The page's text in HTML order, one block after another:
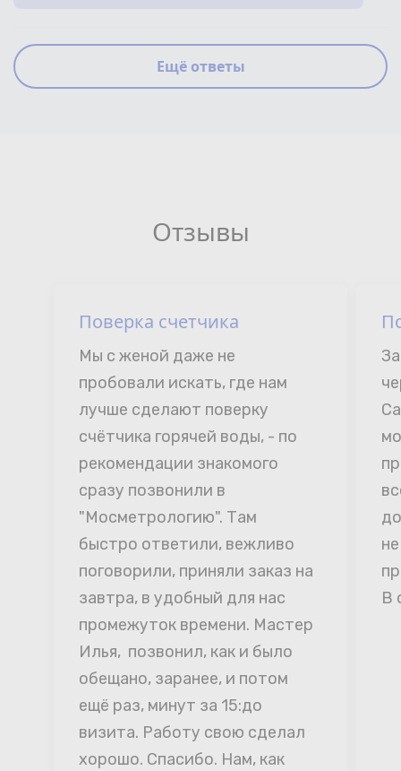
Ещё ответы
Отзывы
Поверка счетчика
Мы с женой даже не
пробовали искать, где нам
лучше сделают поверку
счётчика горячей воды, - по
рекомендации знакомого
сразу позвонили в
"Мосметрологию". Там
быстро ответили, вежливо
поговорили, приняли заказ на
завтра, в удобный для нас
промежуток времени. Мастер
Илья,  позвонил, как и было
обещано, заранее, и потом
ещё раз, минут за 15:до
визита. Работу свою сделал
хорошо. Спасибо. Нам, как
В